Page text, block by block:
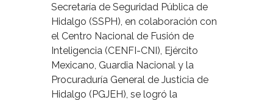
Secretaría de Seguridad Pública de
Hidalgo (SSPH), en colaboración con
el Centro Nacional de Fusión de
Inteligencia (CENFI-CNI), Ejército
Mexicano, Guardia Nacional y la
Procuraduría General de Justicia de
Hidalgo (PGJEH), se logró la